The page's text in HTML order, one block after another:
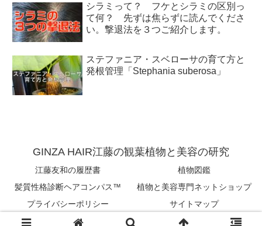
シラミって？ フケとシラミの区別っ
て何？ 先ずは焦らずに読んでくださ
い。撃退法を３つご紹介します。
ステファニア・スベローサの育て方と
発根管理「Stephania suberosa」
GINZA HAIR江藤の観葉植物と美容の研究
江藤友和の履歴書
植物図鑑
髪質性格診断ヘアコンパス™︎
植物と美容専門ネットショップ
プライバシーポリシー
サイトマップ